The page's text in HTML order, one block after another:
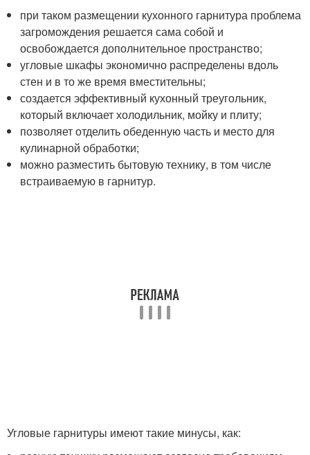
при таком размещении кухонного гарнитура проблема
загромождения решается сама собой и
освобождается дополнительное пространство;
угловые шкафы экономично распределены вдоль
стен и в то же время вместительны;
создается эффективный кухонный треугольник,
который включает холодильник, мойку и плиту;
позволяет отделить обеденную часть и место для
кулинарной обработки;
можно разместить бытовую технику, в том числе
встраиваемую в гарнитур.
Угловые гарнитуры имеют такие минусы, как: